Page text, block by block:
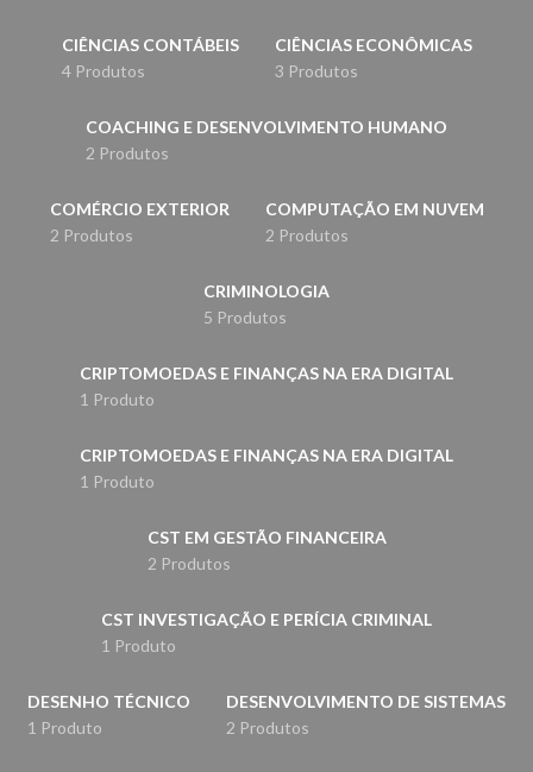
CIÊNCIAS CONTÁBEIS
4 Produtos
CIÊNCIAS ECONÔMICAS
3 Produtos
COACHING E DESENVOLVIMENTO HUMANO
2 Produtos
COMÉRCIO EXTERIOR
2 Produtos
COMPUTAÇÃO EM NUVEM
2 Produtos
CRIMINOLOGIA
5 Produtos
CRIPTOMOEDAS E FINANÇAS NA ERA DIGITAL
1 Produto
CRIPTOMOEDAS E FINANÇAS NA ERA DIGITAL
1 Produto
CST EM GESTÃO FINANCEIRA
2 Produtos
CST INVESTIGAÇÃO E PERÍCIA CRIMINAL
1 Produto
DESENHO TÉCNICO
1 Produto
DESENVOLVIMENTO DE SISTEMAS
2 Produtos